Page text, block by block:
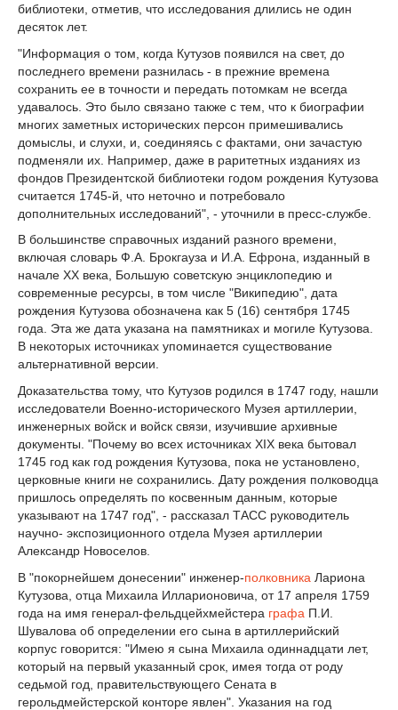
библиотеки, отметив, что исследования длились не один
десяток лет.
"Информация о том, когда Кутузов появился на свет, до
последнего времени разнилась - в прежние времена
сохранить ее в точности и передать потомкам не всегда
удавалось. Это было связано также с тем, что к биографии
многих заметных исторических персон примешивались
домыслы, и слухи, и, соединяясь с фактами, они зачастую
подменяли их. Например, даже в раритетных изданиях из
фондов Президентской библиотеки годом рождения Кутузова
считается 1745-й, что неточно и потребовало
дополнительных исследований", - уточнили в пресс-службе.
В большинстве справочных изданий разного времени,
включая словарь Ф.А. Брокгауза и И.А. Ефрона, изданный в
начале XX века, Большую советскую энциклопедию и
современные ресурсы, в том числе "Википедию", дата
рождения Кутузова обозначена как 5 (16) сентября 1745
года. Эта же дата указана на памятниках и могиле Кутузова.
В некоторых источниках упоминается существование
альтернативной версии.
Доказательства тому, что Кутузов родился в 1747 году, нашли
исследователи Военно-исторического Музея артиллерии,
инженерных войск и войск связи, изучившие архивные
документы. "Почему во всех источниках XIX века бытовал
1745 год как год рождения Кутузова, пока не установлено,
церковные книги не сохранились. Дату рождения полководца
пришлось определять по косвенным данным, которые
указывают на 1747 год", - рассказал ТАСС руководитель
научно- экспозиционного отдела Музея артиллерии
Александр Новоселов.
В "покорнейшем донесении" инженер-полковника Лариона
Кутузова, отца Михаила Илларионовича, от 17 апреля 1759
года на имя генерал-фельдцейхмейстера графа П.И.
Шувалова об определении его сына в артиллерийский
корпус говорится: "Имею я сына Михаила одиннадцати лет,
который на первый указанный срок, имея тогда от роду
седьмой год, правительствующего Сената в
герольдмейстерской конторе явлен". Указания на год